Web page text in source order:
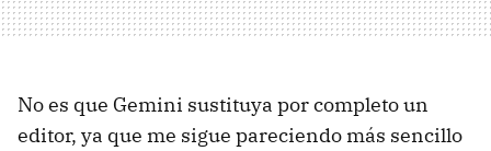
No es que Gemini sustituya por completo un
editor, ya que me sigue pareciendo más sencillo